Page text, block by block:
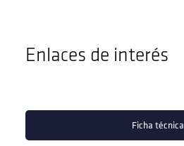
Enlaces de interés
Ficha técnica